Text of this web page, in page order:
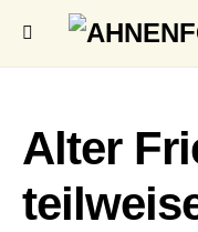
Alter